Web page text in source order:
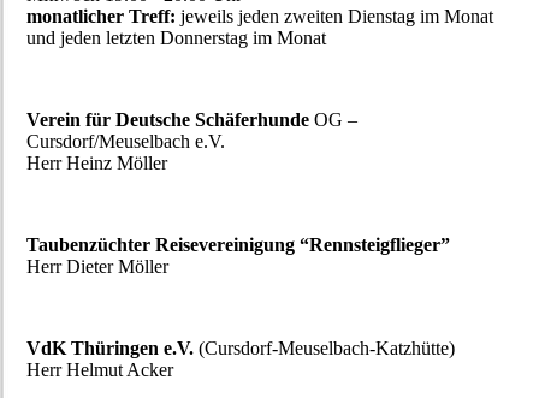
monatlicher Treff: jeweils jeden zweiten Dienstag im Monat
und jeden letzten Donnerstag im Monat
Verein für Deutsche Schäferhunde OG –
Cursdorf/Meuselbach e.V.
Herr Heinz Möller
Taubenzüchter Reisevereinigung “Rennsteigflieger”
Herr Dieter Möller
VdK Thüringen e.V. (Cursdorf-Meuselbach-Katzhütte)
Herr Helmut Acker